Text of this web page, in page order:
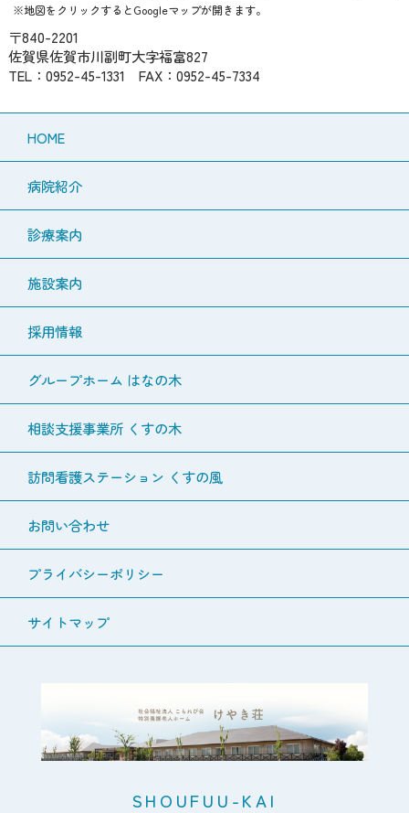
※地図をクリックするとGoogleマップが開きます。
〒840-2201
佐賀県佐賀市川副町大字福富827
TEL：0952-45-1331 FAX：0952-45-7334
HOME
病院紹介
診療案内
施設案内
採用情報
グループホーム はなの木
相談支援事業所 くすの木
訪問看護ステーション くすの風
お問い合わせ
プライバシーポリシー
サイトマップ
SHOUFUU-KAI